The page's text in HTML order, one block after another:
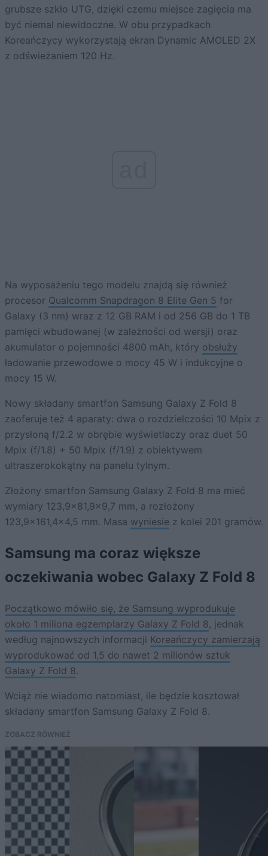
grubsze szkło UTG, dzięki czemu miejsce zagięcia ma
być niemal niewidoczne. W obu przypadkach
Koreańczycy wykorzystają ekran Dynamic AMOLED 2X
z odświeżaniem 120 Hz.
Na wyposażeniu tego modelu znajdą się również
procesor Qualcomm Snapdragon 8 Elite Gen 5 for
Galaxy (3 nm) wraz z 12 GB RAM i od 256 GB do 1 TB
pamięci wbudowanej (w zależności od wersji) oraz
akumulator o pojemności 4800 mAh, który obsłuży
ładowanie przewodowe o mocy 45 W i indukcyjne o
mocy 15 W.
Nowy składany smartfon Samsung Galaxy Z Fold 8
zaoferuje też 4 aparaty: dwa o rozdzielczości 10 Mpix z
przysłoną f/2.2 w obrębie wyświetlaczy oraz duet 50
Mpix (f/1.8) + 50 Mpix (f/1.9) z obiektywem
ultraszerokokątny na panelu tylnym.
Złożony smartfon Samsung Galaxy Z Fold 8 ma mieć
wymiary 123,9×81,9×9,7 mm, a rozłożony
123,9×161,4×4,5 mm. Masa wyniesie z kolei 201 gramów.
Samsung ma coraz większe
oczekiwania wobec Galaxy Z Fold 8
Początkowo mówiło się, że Samsung wyprodukuje
około 1 miliona egzemplarzy Galaxy Z Fold 8, jednak
według najnowszych informacji Koreańczycy zamierzają
wyprodukować od 1,5 do nawet 2 milionów sztuk
Galaxy Z Fold 8.
Wciąż nie wiadomo natomiast, ile będzie kosztował
składany smartfon Samsung Galaxy Z Fold 8.
ZOBACZ RÓWNIEŻ